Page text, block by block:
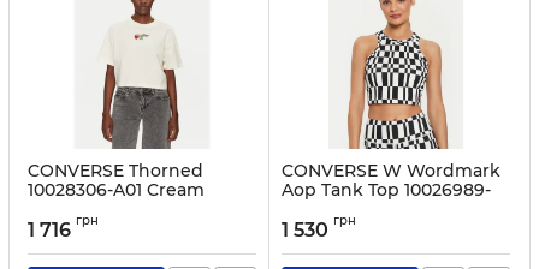
CONVERSE Thorned
10028306-A01 Cream
1 716 грн
CONVERSE W Wordmark
Aop Tank Top 10026989-
Артикул:
1 530 грн